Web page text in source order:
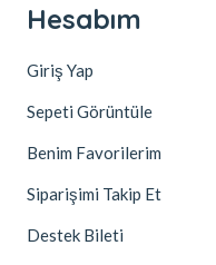
Hesabım
Giriş Yap
Sepeti Görüntüle
Benim Favorilerim
Siparişimi Takip Et
Destek Bileti